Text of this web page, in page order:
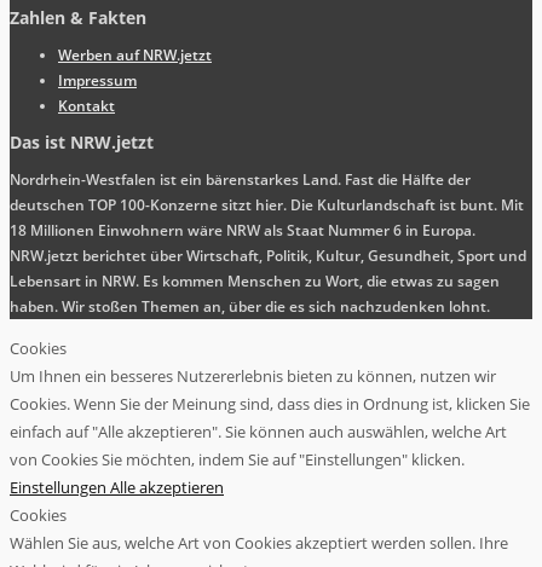
Zahlen & Fakten
Werben auf NRW.jetzt
Impressum
Kontakt
Das ist NRW.jetzt
Nordrhein-Westfalen ist ein bärenstarkes Land. Fast die Hälfte der
deutschen TOP 100-Konzerne sitzt hier. Die Kulturlandschaft ist bunt. Mit
18 Millionen Einwohnern wäre NRW als Staat Nummer 6 in Europa.
NRW.jetzt berichtet über Wirtschaft, Politik, Kultur, Gesundheit, Sport und
Lebensart in NRW. Es kommen Menschen zu Wort, die etwas zu sagen
haben. Wir stoßen Themen an, über die es sich nachzudenken lohnt.
Cookies
Um Ihnen ein besseres Nutzererlebnis bieten zu können, nutzen wir
Cookies. Wenn Sie der Meinung sind, dass dies in Ordnung ist, klicken Sie
einfach auf "Alle akzeptieren". Sie können auch auswählen, welche Art
von Cookies Sie möchten, indem Sie auf "Einstellungen" klicken.
Einstellungen Alle akzeptieren
Cookies
Wählen Sie aus, welche Art von Cookies akzeptiert werden sollen. Ihre